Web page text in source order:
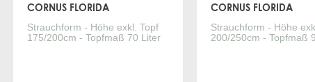
CORNUS FLORIDA
Strauchform - Höhe exkl. Topf
175/200cm - Topfmaß 70 Liter
CORNUS FLORIDA
Strauchform - Höhe
200/250cm - Topfmaß